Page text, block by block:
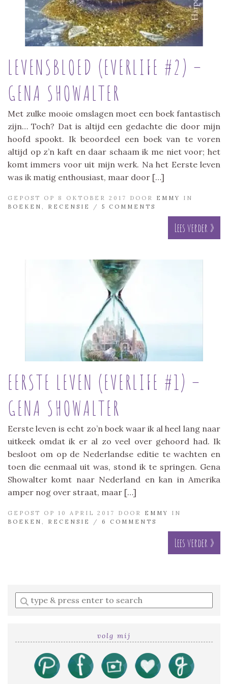
LEVENSBLOED (EVERLIFE #2) –
GENA SHOWALTER
Met zulke mooie omslagen moet een boek fantastisch
zijn… Toch? Dat is altijd een gedachte die door mijn
hoofd spookt. Ik beoordeel een boek van te voren
altijd op z’n kaft en daar schaam ik me niet voor; het
komt immers voor uit mijn werk. Na het Eerste leven
was ik matig enthousiast, maar door […]
GEPOST OP 8 OKTOBER 2017 DOOR EMMY
IN
BOEKEN
RECENSIE / 5 COMMENTS
Lees verder »
EERSTE LEVEN (EVERLIFE #1) –
GENA SHOWALTER
Eerste leven is echt zo’n boek waar ik al heel lang naar
uitkeek omdat ik er al zo veel over gehoord had. Ik
besloot om op de Nederlandse editie te wachten en
toen die eenmaal uit was, stond ik te springen. Gena
Showalter komt naar Nederland en kan in Amerika
amper nog over straat, maar […]
GEPOST OP 10 APRIL 2017 DOOR EMMY
IN
BOEKEN
RECENSIE / 6 COMMENTS
Lees verder »
Enter
a
volg mij